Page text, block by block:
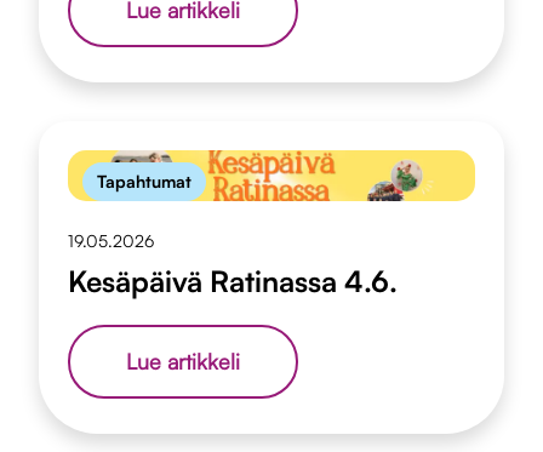
Lue artikkeliYritykset
rinnallakulkijoina
paikallisessa
arjessa
Tapahtumat
19.05.2026
Kesäpäivä Ratinassa 4.6.
Lue artikkeliKesäpäivä
Ratinassa
4.6.